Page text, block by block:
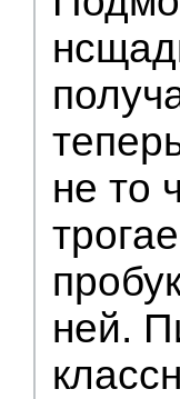
не то
ней.